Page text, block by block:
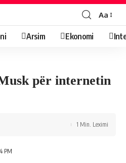
Aa
Arsim Ekonomi
për internetin
PM
1 Min. Leximi